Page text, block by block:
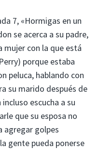
7, «Hormigas en un
se acerca a su padre,
mujer con la que está
porque estaba
peluca, hablando con
su marido después de
escucha a su
que su esposa no
agregar golpes
gente pueda ponerse